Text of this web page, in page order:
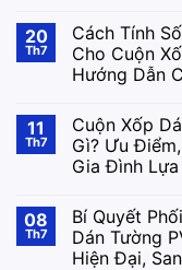
20
Th7
Cách Tính
Cho Cuộn
Hướng Dẫn
11
Th7
Cuộn Xốp
Gì? Ưu
Gia Đình
08
Th7
Bí Quyết
Dán Tường
Hiện Đại,